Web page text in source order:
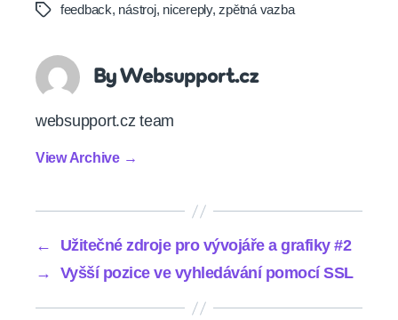
Tagsfeedback, nástroj, nicereply,zpětná vazba
By Websupport.cz
websupport.cz team
View Archive →
←
Užitečné zdroje pro vývojáře a grafiky #2
→
Vyšší pozice ve vyhledávání pomocí SSL